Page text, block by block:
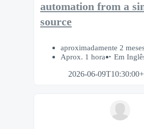
automation from a
source
aproximadamente 2
Aprox. 1 hora
Em
2026-06-